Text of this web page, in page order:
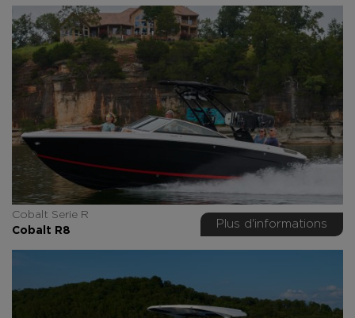
Cobalt Serie R
Cobalt R8
Plus d'informations